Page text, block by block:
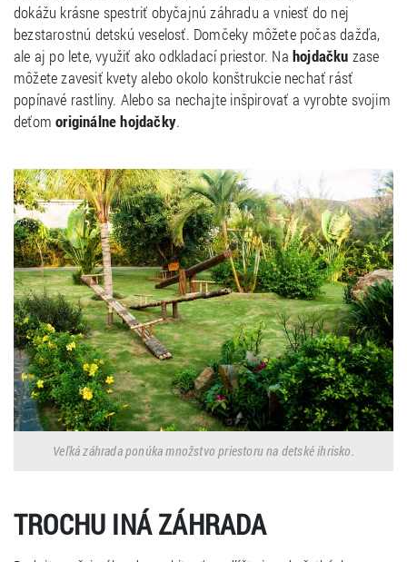
dokážu krásne spestriť obyčajnú záhradu a vniesť do nej
bezstarostnú detskú veselosť. Domčeky môžete počas dažďa,
ale aj po lete, využiť ako odkladací priestor. Nahojdačku zase
môžete zavesiť kvety alebo okolo konštrukcie nechať rásť
popínavé rastliny. Alebo sa nechajte inšpirovať a vyrobte svojim
deťomoriginálne hojdačky.
Veľká záhrada ponúka množstvo priestoru na detské ihrisko.
TROCHU INÁ ZÁHRADA